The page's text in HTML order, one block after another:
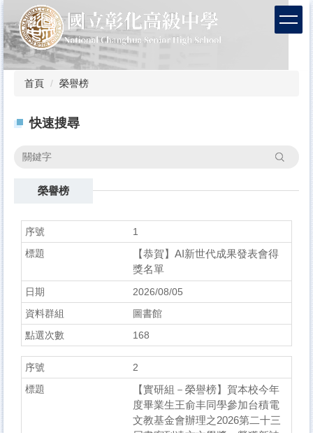
到
主
要
內
首頁 榮譽榜
快速搜尋
搜尋
榮譽榜
1
【恭賀】AI新世代成果發表會得
獎名單
2026/08/05
圖書館
168
2
【實研組－榮譽榜】賀本校今年
度畢業生王俞丰同學參加台積電
文教基金會辦理之2026第二十三